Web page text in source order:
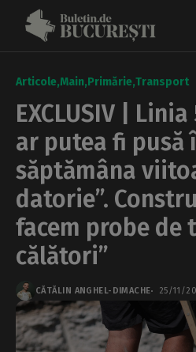
Articole Main Primărie Transport
EXCLUSIV |
ar putea fi pusă
săptămâna
datorie”.
facem probe de
călători”
CĂTĂLIN ANGHEL-DIMACHE 25/11/